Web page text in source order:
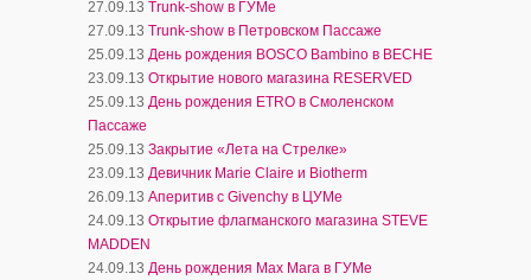
27.09.13 Trunk-show в ГУМе
27.09.13 Trunk-show в Петровском Пассаже
25.09.13 День рождения BOSCO Bambino в ВЕСНЕ
23.09.13 Открытие нового магазина RESERVED
25.09.13 День рождения ETRO в Смоленском
Пассаже
25.09.13 Закрытие «Лета на Стрелке»
23.09.13 Девичник Marie Claire и Biotherm
26.09.13 Аперитив с Givenchy в ЦУМе
24.09.13 Открытие флагманского магазина STEVE
MADDEN
24.09.13 День рождения Max Mara в ГУМе